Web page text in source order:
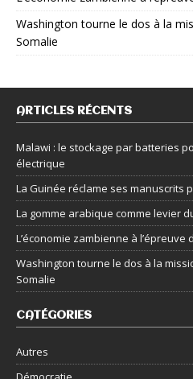
Washington tourne le dos à la
Somalie
ARTICLES RÉCENTS
Malawi : le stockage par batteries
électrique
La Guinée réclame ses manuscrits
La gomme arabique comme levier
L’économie zambienne à l’épreuve
Washington tourne le dos à la
Somalie
CATÉGORIES
Autres